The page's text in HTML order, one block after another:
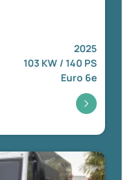
2025
103 KW / 140 PS
Euro 6e